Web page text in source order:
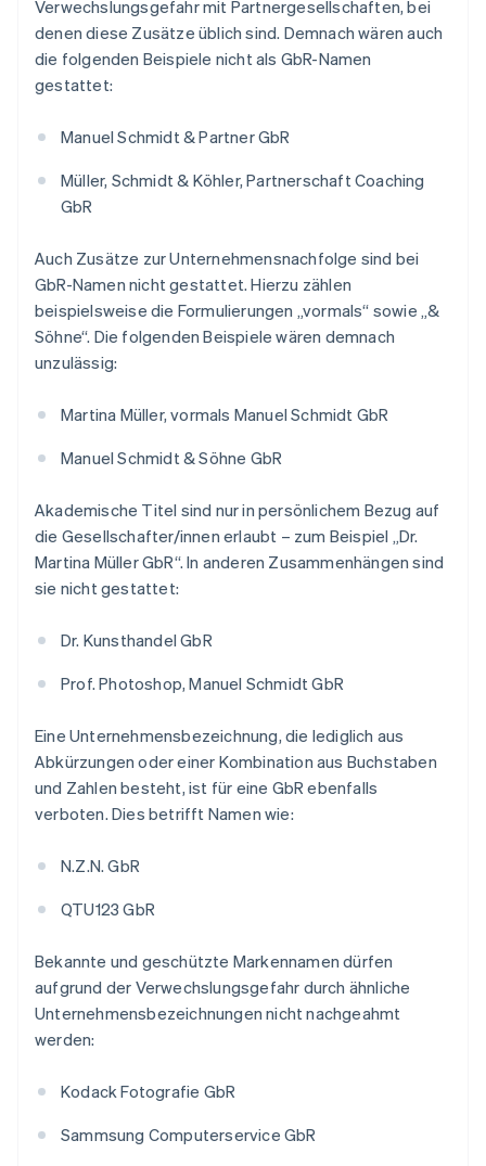
Verwechslungsgefahr mit Partnergesellschaften, bei
denen diese Zusätze üblich sind. Demnach wären auch
die folgenden Beispiele nicht als GbR-Namen
gestattet:
Manuel Schmidt & Partner GbR
Müller, Schmidt & Köhler, Partnerschaft Coaching
GbR
Auch Zusätze zur Unternehmensnachfolge sind bei
GbR-Namen nicht gestattet. Hierzu zählen
beispielsweise die Formulierungen „vormals“ sowie „&
Söhne“. Die folgenden Beispiele wären demnach
unzulässig:
Martina Müller, vormals Manuel Schmidt GbR
Manuel Schmidt & Söhne GbR
Akademische Titel sind nur in persönlichem Bezug auf
die Gesellschafter/innen erlaubt – zum Beispiel „Dr.
Martina Müller GbR“. In anderen Zusammenhängen sind
sie nicht gestattet:
Dr. Kunsthandel GbR
Prof. Photoshop, Manuel Schmidt GbR
Eine Unternehmensbezeichnung, die lediglich aus
Abkürzungen oder einer Kombination aus Buchstaben
und Zahlen besteht, ist für eine GbR ebenfalls
verboten. Dies betrifft Namen wie:
N.Z.N. GbR
QTU123 GbR
Bekannte und geschützte Markennamen dürfen
aufgrund der Verwechslungsgefahr durch ähnliche
Unternehmensbezeichnungen nicht nachgeahmt
werden:
Kodack Fotografie GbR
Sammsung Computerservice GbR